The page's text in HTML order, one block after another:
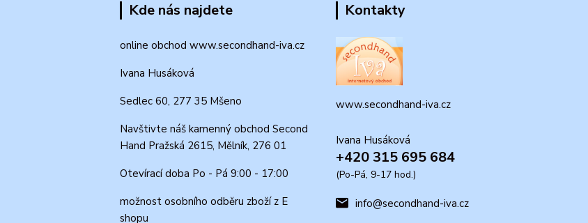
Kde nás najdete
online obchod www.secondhand-iva.cz
Ivana Husáková
Sedlec 60, 277 35 Mšeno
Navštivte náš kamenný obchod Second
Hand Pražská 2615, Mělník, 276 01
Otevírací doba Po - Pá 9:00 - 17:00
možnost osobního odběru zboží z E
shopu
Kontakty
www.secondhand-iva.cz
Ivana Husáková
+420 315 695 684
(Po-Pá, 9-17 hod.)
info@secondhand-iva.cz